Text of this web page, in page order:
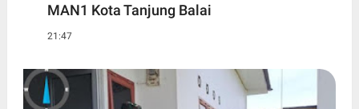
MAN1 Kota Tanjung Balai
21:47